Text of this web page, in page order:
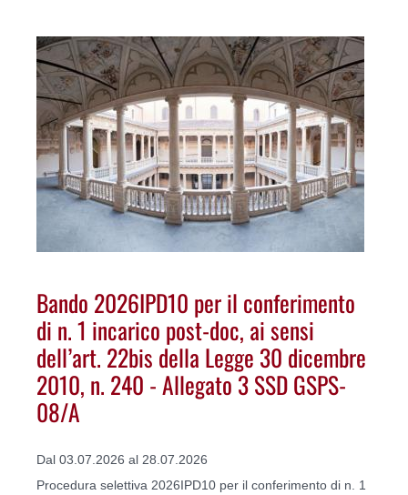
Bando 2026IPD10 per il conferimento
di n. 1 incarico post-doc, ai sensi
dell’art. 22bis della Legge 30 dicembre
2010, n. 240 - Allegato 3 SSD GSPS-
08/A
Dal 03.07.2026 al 28.07.2026
Procedura selettiva 2026IPD10 per il conferimento di n. 1